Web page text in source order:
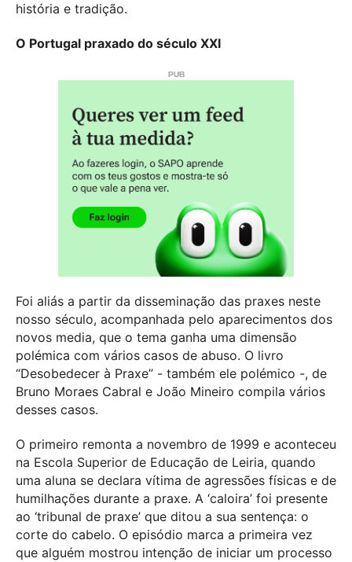
história e tradição.
O Portugal praxado do século XXI
Foi aliás a partir da disseminação das praxes neste
nosso século, acompanhada pelo aparecimentos dos
novos media, que o tema ganha uma dimensão
polémica com vários casos de abuso. O livro
“Desobedecer à Praxe” - também ele polémico -, de
Bruno Moraes Cabral e João Mineiro compila vários
desses casos.
O primeiro remonta a novembro de 1999 e aconteceu
na Escola Superior de Educação de Leiria, quando
uma aluna se declara vítima de agressões físicas e de
humilhações durante a praxe. A ‘caloira’ foi presente
ao ‘tribunal de praxe’ que ditou a sua sentença: o
corte do cabelo. O episódio marca a primeira vez
que alguém mostrou intenção de iniciar um processo